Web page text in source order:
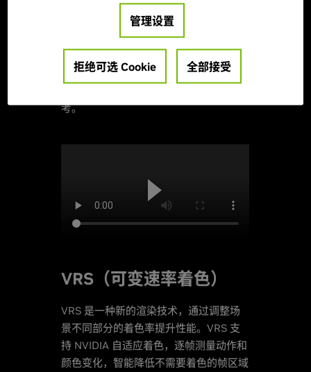
RT 核心每秒可处理数十亿条光线，让
DXR 游戏和应用的帧率提升最高可达 3
。这样的技术使得在实时帧速率下进
行光线跟踪成为可能。
考。
VRS（可变速率着色）
VRS 是一种新的渲染技术，通过调整场
景不同部分的着色率提升性能。VRS 支
持 NVIDIA 自适应着色，逐帧测量动作和
颜色变化，智能降低不需要着色的帧区域
管理设置
拒绝可选 Cookie 全部接受